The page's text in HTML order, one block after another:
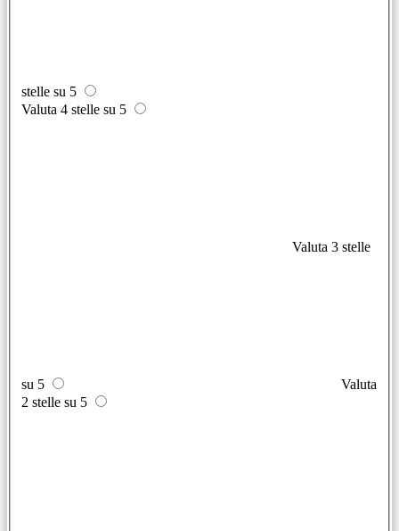
stelle su 5
Valuta 4 stelle su 5
Valuta 3 stelle
su 5
Valuta
2 stelle su 5